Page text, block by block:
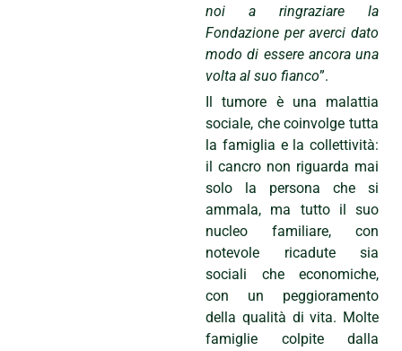
noi a ringraziare la
Fondazione per averci dato
modo di essere ancora una
volta al suo fianco”.
Il tumore è una malattia
sociale, che coinvolge tutta
la famiglia e la collettività:
il cancro non riguarda mai
solo la persona che si
ammala, ma tutto il suo
nucleo familiare, con
notevole ricadute sia
sociali che economiche,
con un peggioramento
della qualità di vita. Molte
famiglie colpite dalla